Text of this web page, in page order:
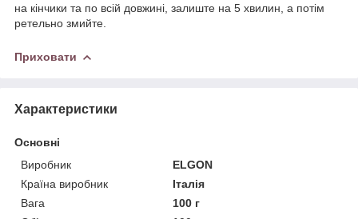
на кінчики та по всій довжині, залиште на 5 хвилин, а потім
ретельно змийте.
Приховати
Характеристики
Основні
Виробник
ELGON
Країна виробник
Італія
Вага
100 г